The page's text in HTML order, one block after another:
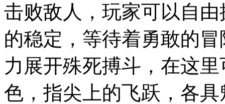
击败敌人，玩家可以自
的稳定，等待着勇敢的
力展开殊死搏斗，在这
色，指尖上的飞跃，各